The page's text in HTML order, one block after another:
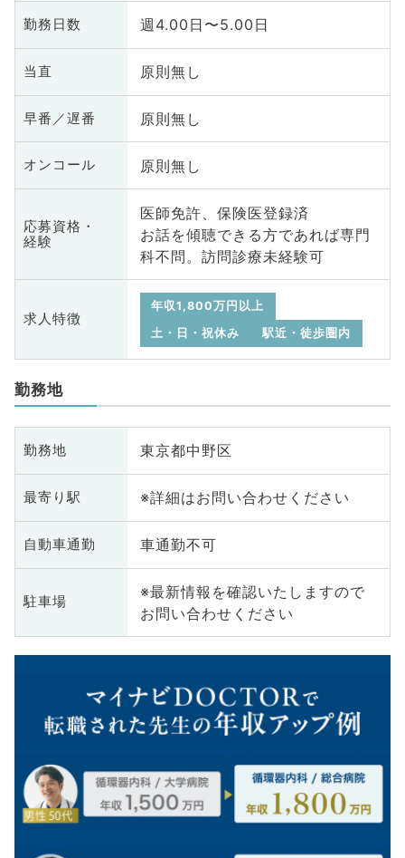
勤務日数 週4.00日〜5.00日
当直 原則無し
早番／遅番 原則無し
オンコール 原則無し
応募資格・
経験
医師免許、保険医登録済
お話を傾聴できる方であれば専門
科不問。訪問診療未経験可
求人特徴
年収1,800万円以上
土・日・祝休み
駅近・徒歩圏内
勤務地
勤務地 東京都中野区
最寄り駅 ※詳細はお問い合わせください
自動車通勤 車通勤不可
駐車場
※最新情報を確認いたしますので
お問い合わせください